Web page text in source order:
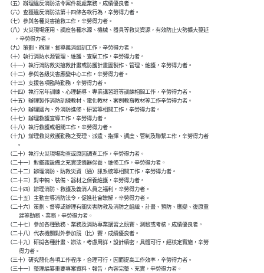
    （五）辦理違反消防法令案件裁處業務，成績優良者。
    （六）查獲違反消防法第十四條各款行為，辛勞得力者。
    （七）參與各種災害搶救工作，辛勞得力者。
    （八）火災現場運用、調度各種水源、機械、器具等救災資源，有效防止火勢擴大蔓延
          ，辛勞得力者。
    （九）策劃、辦理、督導義消組訓工作，辛勞得力者。
    （十）執行消防水源管理、維護、查察工作，辛勞得力者。
    （十一）執行消防救災搶救計畫或防護計畫圖製作、管理、維護，辛勞得力者。
    （十二）參與各級災害應變中心工作，辛勞得力者。
    （十三）支援各項臨時勤務，辛勞得力者。
    （十四）執行常年訓練、心理輔導、專業講習班等訓練相關工作，辛勞得力者。
    （十五）辦理製作消防訓練教材、電化教材、案例教育教材等工作辛勞得力者。
    （十六）辦理國內、外消防進修、研習等相關工作，辛勞得力者。
    （十七）辦理救護宣導工作，辛勞得力者。
    （十八）執行救護或相關工作，辛勞得力者。
    （十九）辦理救災救護勤務之受理、派遣、指揮、調度、管制及聯繫工作，辛勞得力者
            。
    （二十）執行火災現場勘查或原因調查工作，辛勞得力者。
    （二十一）對鑑識設備之充實或儀器保養、維修工作，辛勞得力者。
    （二十二）辦理消防、防救災資（通）訊系統等相關工作，辛勞得力者。
    （二十三）對車輛、裝備、器材之保養維護，辛勞得力者。
    （二十四）辦理消防、救護及義消人員之福利，辛勞得力者。
    （二十五）主動宣導消防法令，促進社會瞭解，辛勞得力者。
    （二十六）策劃、督導或辦理有關災害防救及消防之組織、計畫、預防、應變、復原重
              建等勤務、業務，辛勞得力者。
    （二十七）參加各種勤務、業務及消防專業講習之競賽、測驗或考核，成績優良者。
    （二十八）代表機關對外參加競（比）賽，成績優良者。
    （二十九）研擬各種計畫、辦法，考慮周詳，設計縝密，具體可行，經核定實施，辛勞
              得力者。
    （三十）研究簡化各項工作程序，合理可行，因而提高工作效率，辛勞得力者。
    （三十一）整理編纂重要專案資料、報告，內容完整、充實，辛勞得力者。